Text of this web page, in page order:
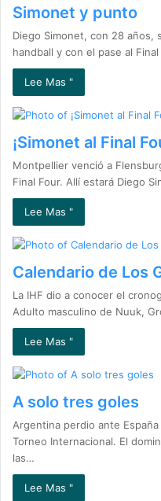
Simonet y punto
Diego Simonet, con 28 años,
handball y con el pase al
Lee Mas "
¡Simonet al Final
Montpellier venció a
Final Four. Allí estará Diego
Lee Mas "
Calendario de Los
La IHF dio a conocer el
Adulto masculino de Nuuk,
Lee Mas "
A solo tres goles
Argentina perdio ante
Torneo Internacional. El
las…
Lee Mas "